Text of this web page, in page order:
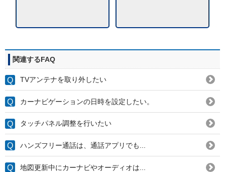
関連するFAQ
TVアンテナを取り外したい
カーナビゲーションの日時を設定したい。
タッチパネル調整を行いたい
ハンズフリー通話は、通話アプリでも...
地図更新中にカーナビやオーディオは...